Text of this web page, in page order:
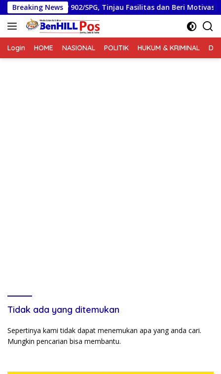
Langsung
ke
konten
Breaking News
Yonif TP 902/SPG, Tinjau Fasilitas dan Beri Motivasi Prajurit
Login HOME NASIONAL POLITIK HUKUM & KRIMINAL
Tidak ada yang ditemukan
Sepertinya kami tidak dapat menemukan apa yang anda cari.
Mungkin pencarian bisa membantu.